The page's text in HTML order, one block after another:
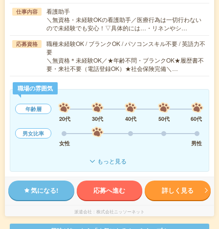
仕事内容
看護助手
＼無資格・未経験OKの看護助手／医療行為は一切行わない
ので未経験でも安心！▽具体的には…・リネンやシ…
応募資格
職種未経験OK / ブランクOK / パソコンスキル不要 / 英語力不
要
＼無資格＊未経験OK／★年齢不問・ブランクOK★履歴書不
要・来社不要（電話登録OK）★社会保険完備＼…
職場の雰囲気
年齢層
20代
30代 40代 50代
60代
男女比率
女性
男性
もっと見る
気になる! 応募へ進む 詳しく見る
派遣会社 株式会社ニッソーネット